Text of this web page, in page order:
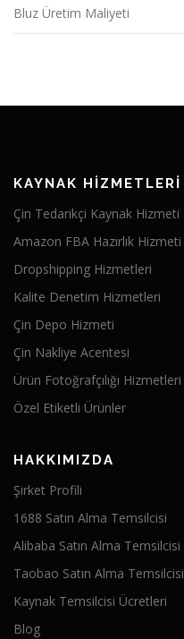
Bluz Üretim Maliyeti
KAYNAK HIZMETLERI
Çin Tedarikçi Kaynak Hizmeti
Amazon FBA Hazırlık Hizmeti
Dropshipping Hizmetleri
Kalite Denetim Hizmetleri
Çin Depo Hizmeti
Çin Nakliye Acentesi
Ürün Fotoğrafçılığı Hizmetleri
Özel Etiketli Ürünler
HAKKIMIZDA
Şirket Profili
1688 Satın Alma Temsilcisi
Alibaba Satın Alma Temsilcisi
Taobao Satın Alma Temsilcisi
Kaynak Temsilcisi Ücretleri
Blog